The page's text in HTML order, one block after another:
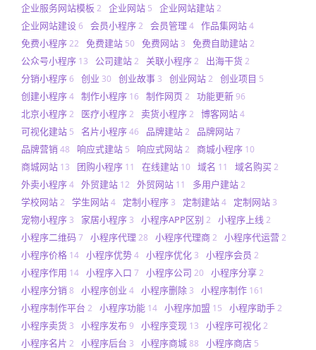
企业服务网站模板 2 企业网站 5 企业网站建站2
企业网站建设6 会员小程序2 会员管理 4 作品集网站4
免费小程序22 免费建站 50 免费网站 3 免费自助建站2
公众号小程序 13 公司建站2 关联小程序2 出海干货2
分销小程序6 创业 30 创业故事 3 创业网站2 创业项目 5
创建小程序4 制作小程序 16 制作网页 2 功能更新96
北京小程序2 医疗小程序2 卖货小程序2 博客网站4
可视化建站 5 名片小程序46 品牌建站2 品牌网站7
品牌营销 48 响应式建站 5 响应式网站2 商城小程序 10
商城网站 13 团购小程序 11 在线建站 10 域名 11 域名购买2
外卖小程序4 外贸建站 12 外贸网站 11 多用户建站2
学校网站2 学生网站4 定制小程序 3 定制建站4 定制网站 3
宠物小程序 3 家居小程序 3 小程序APP区别 2 小程序上线 2
小程序二维码7 小程序代理 28 小程序代理商2 小程序代运营2
小程序价格 14 小程序优势4 小程序优化 3 小程序会员 2
小程序作用 14 小程序入口 7 小程序公司 20 小程序分享2
小程序分销 8 小程序创业 4 小程序删除 3 小程序制作 161
小程序制作平台 2 小程序功能 14 小程序加盟 15 小程序助手2
小程序卖货 3 小程序发布9 小程序变现 13 小程序可视化2
小程序名片 2 小程序后台 3 小程序商城88 小程序商店 5